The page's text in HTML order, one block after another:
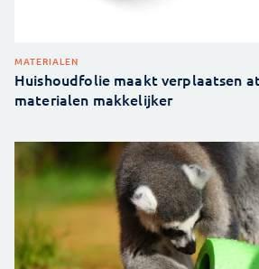
MATERIALEN
Huishoudfolie maakt verplaatsen
materialen makkelijker